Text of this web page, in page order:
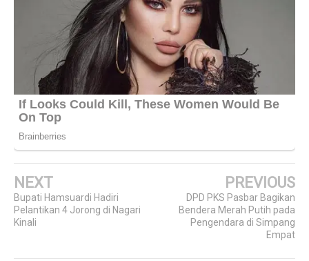
NEXT
Bupati Hamsuardi Hadiri
Pelantikan 4 Jorong di Nagari
Kinali
PREVIOUS
DPD PKS Pasbar Bagikan
Bendera Merah Putih pada
Pengendara di Simpang
Empat